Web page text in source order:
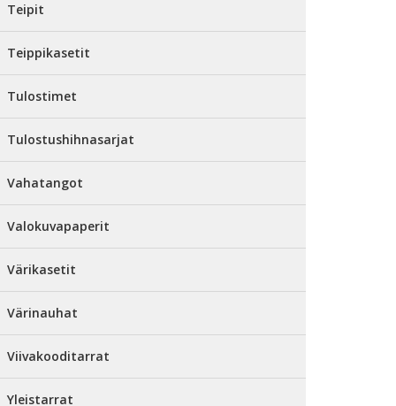
Teipit
Teippikasetit
Tulostimet
Tulostushihnasarjat
Vahatangot
Valokuvapaperit
Värikasetit
Värinauhat
Viivakooditarrat
Yleistarrat